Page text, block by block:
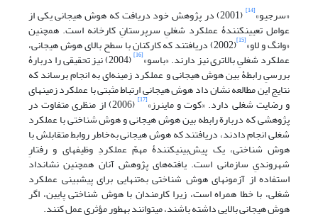
«سرجیو»[14] (2001) در پژوهش خود دریافت که هوش هیجانی یکی از
عوامل تعیین­کنندۀ عملکرد شغلیِ سرپرستانِ کارخانه است. همچنین
«وانگ و لاو»[15] (2002) دریافتند که کارکنان با سطح بالای هوش هیجانی،
عملکرد شغلیِ بالاتری نیز دارند. «باسو»[16] (2004) نیز تحقیقی را دربارۀ
بررسیِ رابطۀ بین هوش هیجانی و عملکرد زمینه‌ای به انجام برساند که
نتایج این مطالعه نشان ­داد هوش هیجانی ارتباط مثبتی با عملکرد زمینه­ای
و رضایت شغلی دارد. «کوت و ماینرز»[17] (2006) از منظری متفاوت در
پژوهشی که دربارة رابطه بین هوش هیجانی و هوش شناختی با عملکرد
شغلی انجام دادند، دریافتند که هوش هیجانی به‌خاطر روابط متقابلش با
هوش شناختی، یک پیش‌بینی­کنندۀ­ مهمّ عملکردِ وظیفه­ای و رفتارِ
شهروندیِ سازمانی است. یافته‌های پژوهش آنان همچنین نشان­داد
استفاده از آزمون­های هوش شناختی به‌تنهایی برای پیش­بینی عملکرد
شغلی، با خطا همراه است، زیرا کارمندان با هوش شناختی پایین، اگر
هوش هیجانی بالایی داشته باشند، می­توانند به­طور مؤثری عمل کنند.